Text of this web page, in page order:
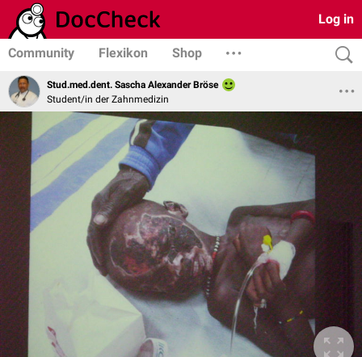
Log in
Community Flexikon Shop
Stud.med.dent. Sascha Alexander Bröse
Student/in der Zahnmedizin